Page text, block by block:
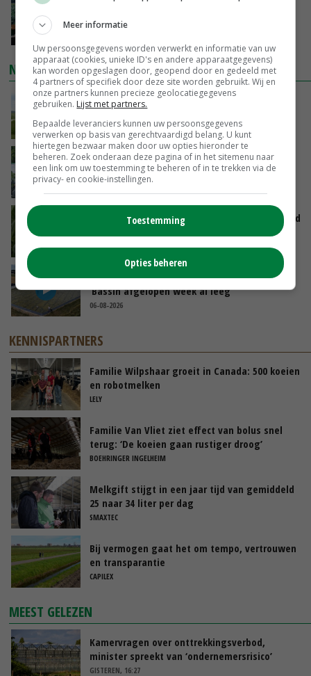
‘Cijfer jezelf niet weg en doe vooral ook waar
je gelukkig van wordt’
NIEUWSTE VIDEO'S
POAH!: John Deere 7730
VANDAAG, 10:00
Oekraïne-vlogger Kees Huizinga: ‘Bezoek van
de ambassade mag zelf groente plukken’
GISTEREN, 12:00
Limburgse mais van Frijns doet het verrassend
GISTEREN, 10:00
Droogte veroorzaakt steeds meer problemen:
‘Bassin afgelopen week al leeg’
06-08-2026
KENNISPARTNERS
Familie Wilpshaar groeit in Canada: 500 koeien
en robotmelken
LELY
Familie Van Vliet ziet effect van bolus snel
terug: ‘De koeien gaan rustiger droog’
BOEHRINGER INGELHEIM
Melkgift stijgt in een jaar tijd van gemiddeld
25 naar 34 liter per dag
SMAXTEC
Bij vermogen gaat het om tempo, vertrouwen
en transparantie
CAPILEX
MEEST GELEZEN
Kamervragen over onttrekkingsverbod,
minister spreekt van ‘ondernemersrisico’
GISTEREN, 16:27
Meer informatie
Uw persoonsgegevens worden verwerkt en informatie van uw
apparaat (cookies, unieke ID's en andere apparaatgegevens)
kan worden opgeslagen door, geopend door en gedeeld met
4 partners of specifiek door deze site worden gebruikt. Wij en
onze partners kunnen precieze geolocatiegegevens
gebruiken. Lijst met partners.
Bepaalde leveranciers kunnen uw persoonsgegevens
verwerken op basis van gerechtvaardigd belang. U kunt
hiertegen bezwaar maken door uw opties hieronder te
beheren. Zoek onderaan deze pagina of in het sitemenu naar
een link om uw toestemming te beheren of in te trekken via de
privacy- en cookie-instellingen.
Toestemming
Opties beheren